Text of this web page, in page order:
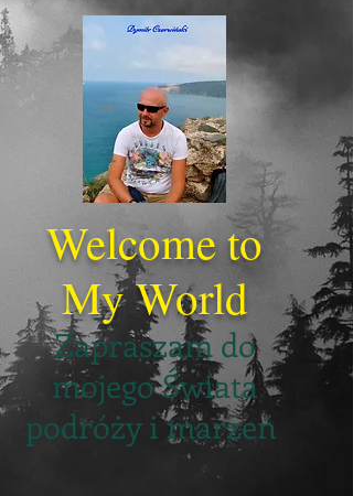
Welcome to
My World
Zapraszam do
mojego Świata
podróży i marzeń